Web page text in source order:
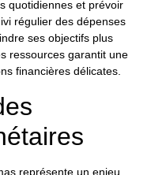
quotidiennes et prévoir
régulier des dépenses
ses objectifs plus
ressources garantit une
financières délicates.
représente un enjeu